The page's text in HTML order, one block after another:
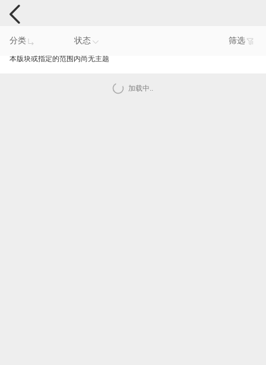
手机反馈
分类 状态 筛选
本版块或指定的范围内尚无主题
加载中..